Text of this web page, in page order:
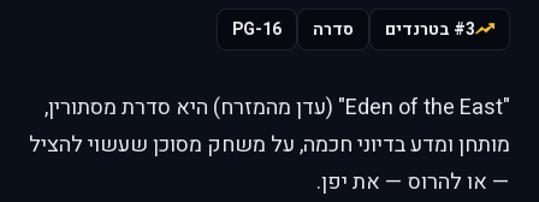
#3 בטרנדים סדרה PG-16
"Eden of the East" (עדן מהמזרח) היא סדרת מסתורין,
מותחן ומדע בדיוני חכמה, על משחק מסוכן שעשוי להציל
— או להרוס — את יפן.